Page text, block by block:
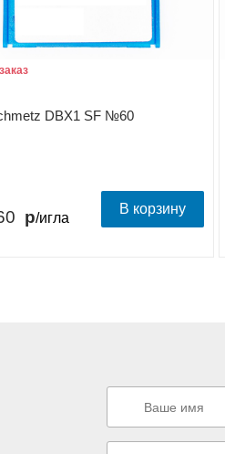
DBX1 SF №60
/игла
В корзину